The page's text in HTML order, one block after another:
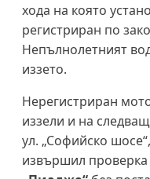
хода на която
регистриран по
Непълнолетният
иззето.
Нерегистриран
иззели и на
ул. „Софийско
извършил проверка